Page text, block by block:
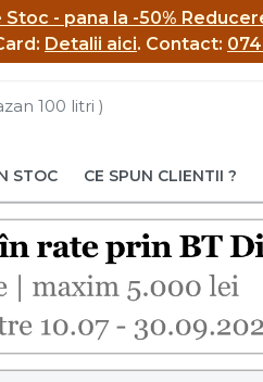
- pana la -50%
Detalii aici. Contact:
STOC CE SPUN CLIENTII ?